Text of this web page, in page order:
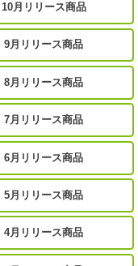
10月リリース商品
9月リリース商品
8月リリース商品
7月リリース商品
6月リリース商品
5月リリース商品
4月リリース商品